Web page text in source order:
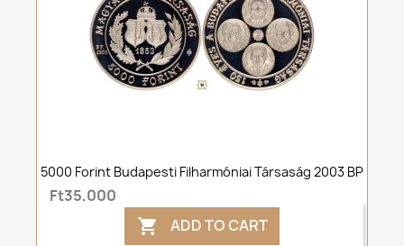
5000 Forint Budapesti Filharmóniai Társaság 2003 BP
Ft35,000
 ADD TO CART